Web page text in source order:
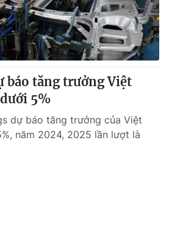
Podcast
Infographic
báo tăng trưởng Việt
5%
dự báo tăng trưởng của Việt
năm 2024, 2025 lần lượt là